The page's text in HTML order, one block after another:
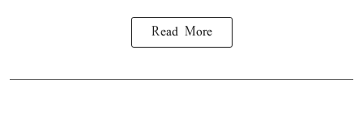
Read More